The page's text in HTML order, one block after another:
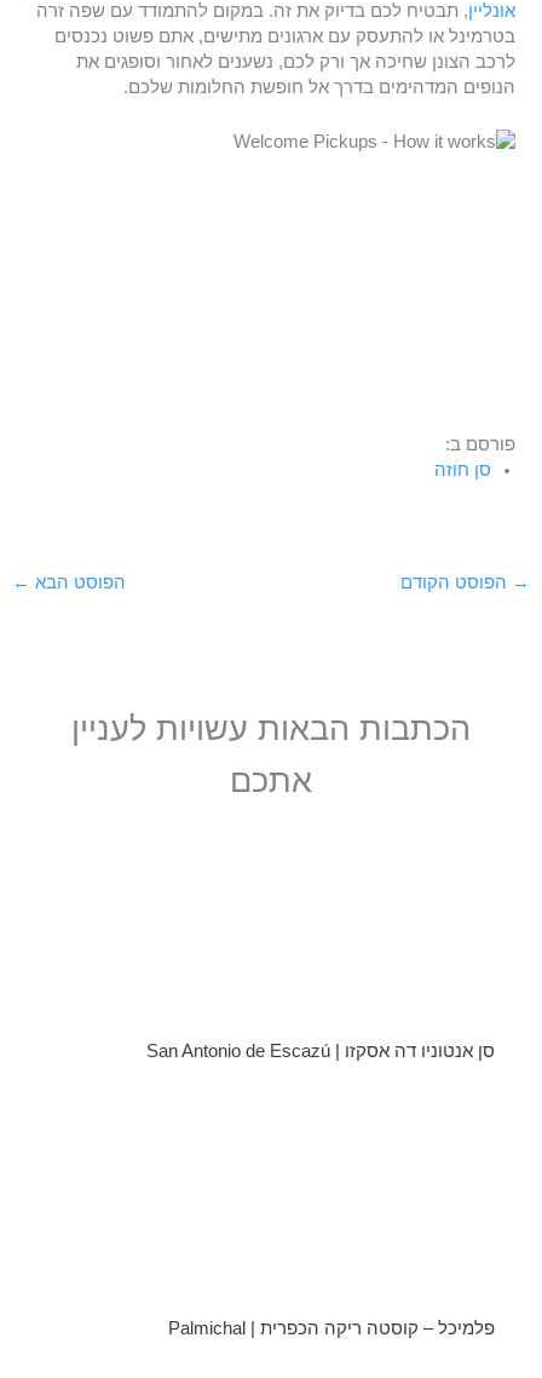
אונליין, תבטיח לכם בדיוק את זה. במקום להתמודד עם שפה זרה
בטרמינל או להתעסק עם ארגונים מתישים, אתם פשוט נכנסים
לרכב הצונן שחיכה אך ורק לכם, נשענים לאחור וסופגים את
הנופים המדהימים בדרך אל חופשת החלומות שלכם.
פורסם ב:
סן חוזה
→ הפוסט הקודם הפוסט הבא ←
הכתבות הבאות עשויות לעניין
אתכם
סן אנטוניו דה אסקזו | San Antonio de Escazú
פלמיכל – קוסטה ריקה הכפרית | Palmichal